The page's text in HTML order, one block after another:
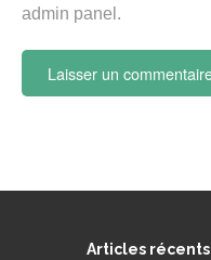
admin panel.
Articles récents